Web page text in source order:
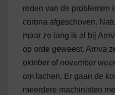
reden van de problemen
corona afgeschoven.
maar zo lang ik al bij
op orde geweest. Arriva
oktober of november
om lachen. Er gaan de
meerdere machinisten